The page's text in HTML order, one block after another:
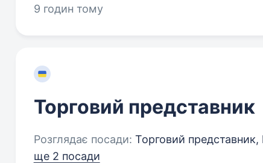
9 годин тому
Торговий представник
Розглядає посади: Торговий представник,
ще 2 посади